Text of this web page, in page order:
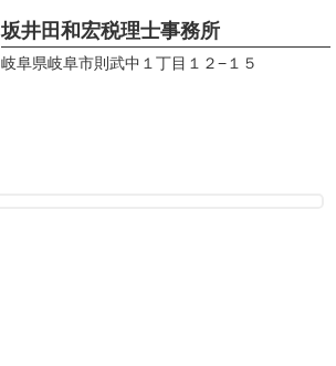
坂井田和宏税理士事務所
岐阜県岐阜市則武中１丁目１２−１５